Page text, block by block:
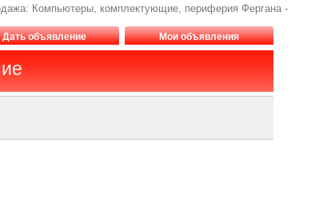
Компьютеры, комплектующие, периферия Фергана -
Дать объявление Мои объявления